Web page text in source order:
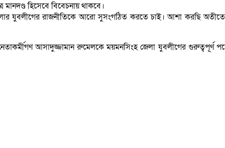
মানদণ্ড হিসেবে বিবেচনায় থাকবে।
যুবলীগের রাজনীতিকে আরো সুসংগঠিত করতে চাই। আশা করছি
আসাদুজ্জামান রুমেলকে ময়মনসিংহ জেলা যুবলীগের গুরুত্বপূর্ণ